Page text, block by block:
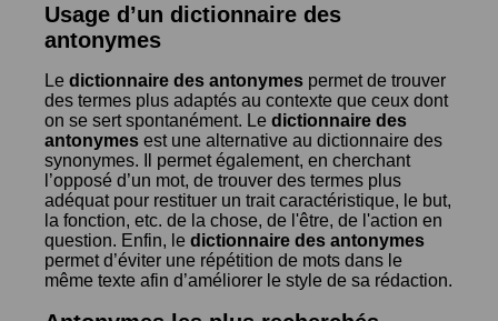
Usage d’un dictionnaire des
antonymes
Le dictionnaire des antonymes permet de trouver
des termes plus adaptés au contexte que ceux dont
on se sert spontanément. Le dictionnaire des
antonymes est une alternative au dictionnaire des
synonymes. Il permet également, en cherchant
l’opposé d’un mot, de trouver des termes plus
adéquat pour restituer un trait caractéristique, le but,
la fonction, etc. de la chose, de l'être, de l'action en
question. Enfin, le dictionnaire des antonymes
permet d’éviter une répétition de mots dans le
même texte afin d’améliorer le style de sa rédaction.